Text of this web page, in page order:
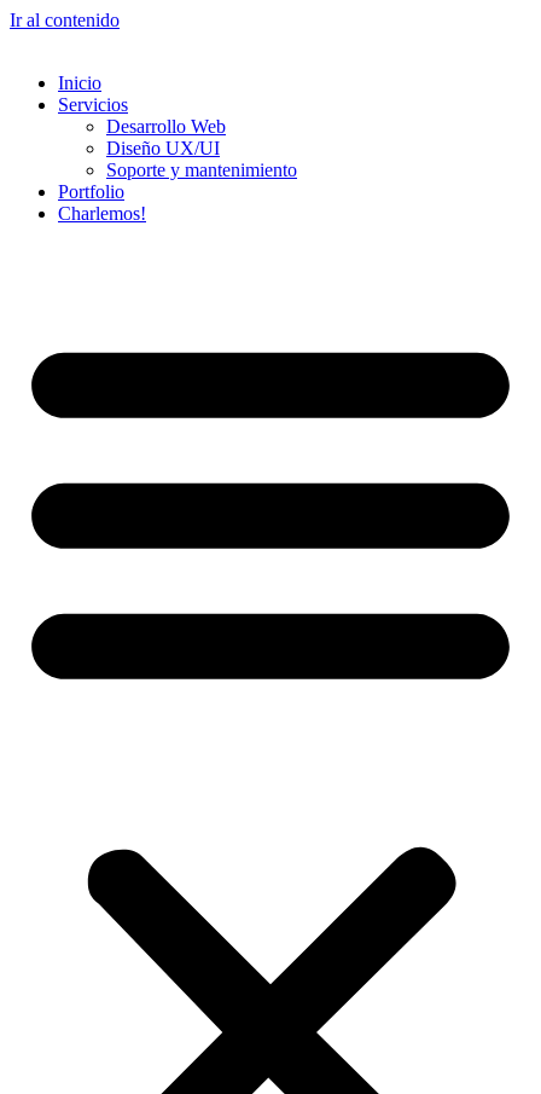
Ir al contenido
Inicio
Servicios
Desarrollo Web
Diseño UX/UI​
Soporte y mantenimiento
Portfolio
Charlemos!